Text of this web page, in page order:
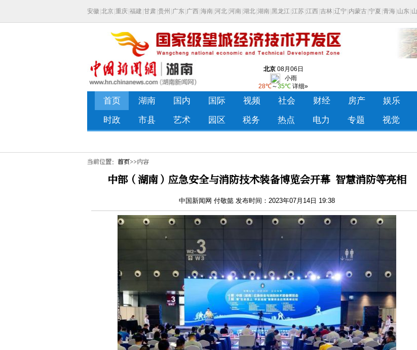
当前位置： 首页>>内容
中部（湖南）应急安全与消防技术装备博览会开幕 智慧消防等亮相
中国新闻网 付敬懿 发布时间：2023年07月14日 19:38